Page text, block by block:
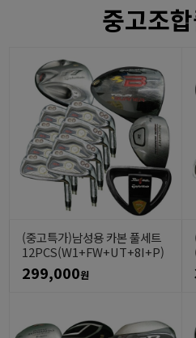
중고조
(중고특가)남성용 카본 풀세트
12PCS(W1+FW+UT+8I+P)
299,000원